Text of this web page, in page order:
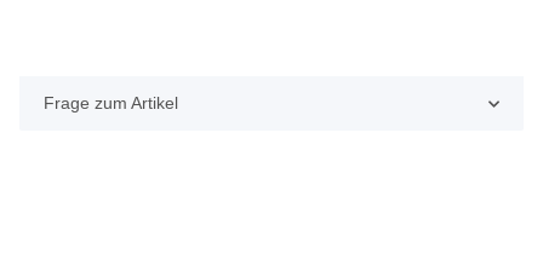
Frage zum Artikel